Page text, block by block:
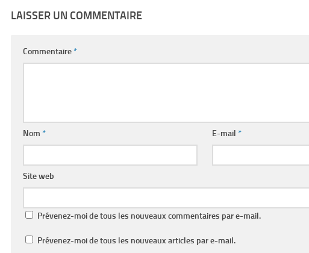
LAISSER UN COMMENTAIRE
Commentaire*
Nom * E-mail*
Site web
Prévenez-moi de tous les nouveaux commentaires par e-mail.
Prévenez-moi de tous les nouveaux articles par e-mail.